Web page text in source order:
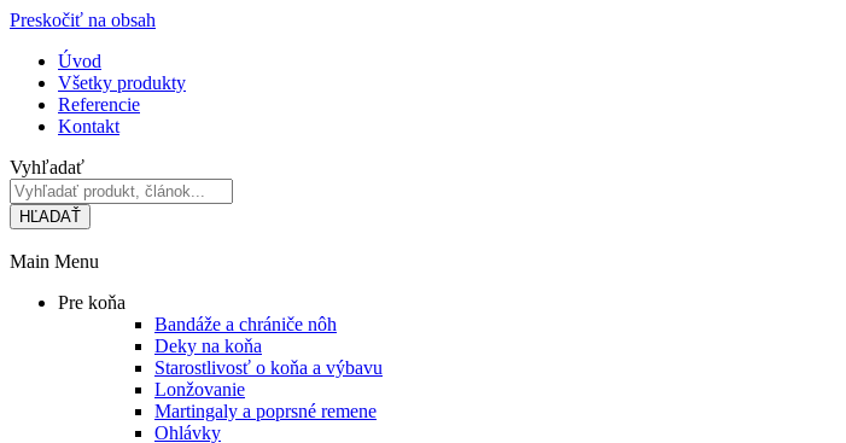
Preskočiť na obsah
Úvod
Všetky produkty
Referencie
Kontakt
Vyhľadať
HĽADAŤ
Main Menu
Pre koňa
Bandáže a chrániče nôh
Deky na koňa
Starostlivosť o koňa a výbavu
Lonžovanie
Martingaly a poprsné remene
Ohlávky